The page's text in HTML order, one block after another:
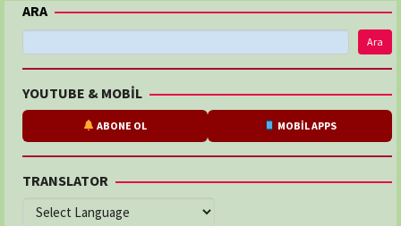
ARA
Ara
YOUTUBE & MOBİL
ABONE OL MOBİL APPS
TRANSLATOR